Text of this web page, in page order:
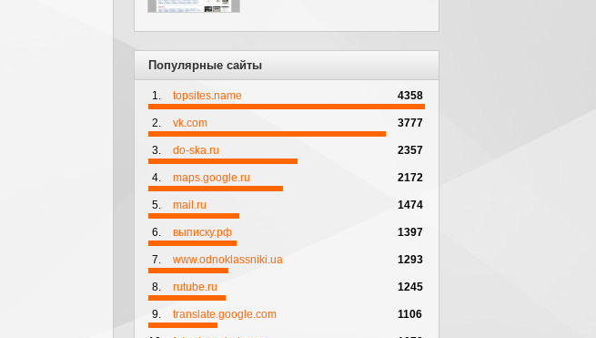
Популярные сайты
1. topsites.name 4358
2. vk.com 3777
3. do-ska.ru 2357
4. maps.google.ru 2172
5. mail.ru 1474
6. выписку.рф 1397
7. www.odnoklassniki.ua 1293
8. rutube.ru 1245
9. translate.google.com 1106